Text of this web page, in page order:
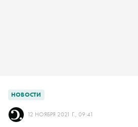
НОВОСТИ
12 НОЯБРЯ 2021 Г., 09:41